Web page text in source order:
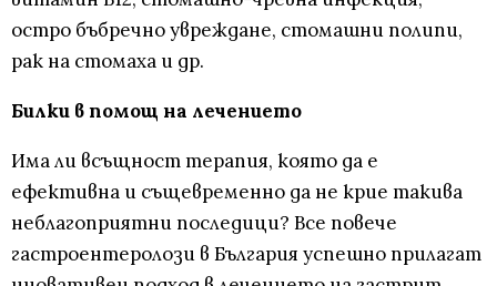
остро бъбречно увреждане, стомашни полипи,
рак на стомаха и др.
Билки в помощ на лечението
Има ли всъщност терапия, която да е
ефективна и същевременно да не крие такива
неблагоприятни последици? Все повече
гастроентеролози в България успешно прилагат